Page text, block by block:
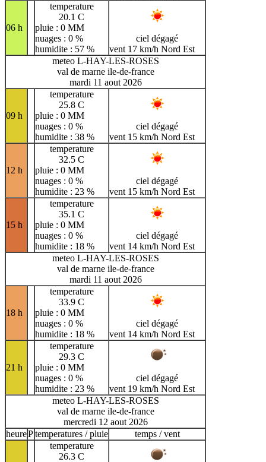
06 h
temperature
20.1 C
pluie : 0 MM
nuages : 0 %
humidite : 57 %
ciel dégagé
vent 17 km/h Nord Est
meteo L-HAY-LES-ROSES
val de marne ile-de-france
mardi 11 aout 2026
09 h
temperature
25.8 C
pluie : 0 MM
nuages : 0 %
humidite : 38 %
ciel dégagé
vent 15 km/h Nord Est
12 h
temperature
32.5 C
pluie : 0 MM
nuages : 0 %
humidite : 23 %
ciel dégagé
vent 15 km/h Nord Est
15 h
temperature
35.1 C
pluie : 0 MM
nuages : 0 %
humidite : 18 %
ciel dégagé
vent 14 km/h Nord Est
meteo L-HAY-LES-ROSES
val de marne ile-de-france
mardi 11 aout 2026
18 h
temperature
33.9 C
pluie : 0 MM
nuages : 0 %
humidite : 18 %
ciel dégagé
vent 14 km/h Nord Est
21 h
temperature
29.3 C
pluie : 0 MM
nuages : 0 %
humidite : 23 %
ciel dégagé
vent 19 km/h Nord Est
meteo L-HAY-LES-ROSES
val de marne ile-de-france
mercredi 12 aout 2026
heurePtemperatures / pluie temps / vent
temperature
26.3 C